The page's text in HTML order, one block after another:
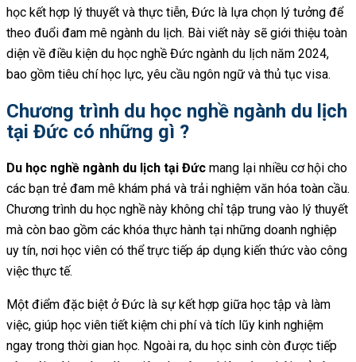
học kết hợp lý thuyết và thực tiễn, Đức là lựa chọn lý tưởng để
theo đuổi đam mê ngành du lịch. Bài viết này sẽ giới thiệu toàn
diện về điều kiện du học nghề Đức ngành du lịch năm 2024,
bao gồm tiêu chí học lực, yêu cầu ngôn ngữ và thủ tục visa.
Chương trình du học nghề ngành du lịch
tại Đức có những gì ?
Du học nghề ngành du lịch tại Đức mang lại nhiều cơ hội cho
các bạn trẻ đam mê khám phá và trải nghiệm văn hóa toàn cầu.
Chương trình du học nghề này không chỉ tập trung vào lý thuyết
mà còn bao gồm các khóa thực hành tại những doanh nghiệp
uy tín, nơi học viên có thể trực tiếp áp dụng kiến thức vào công
việc thực tế.
Một điểm đặc biệt ở Đức là sự kết hợp giữa học tập và làm
việc, giúp học viên tiết kiệm chi phí và tích lũy kinh nghiệm
ngay trong thời gian học. Ngoài ra, du học sinh còn được tiếp